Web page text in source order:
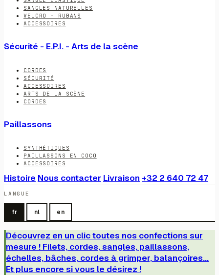
SANGLES NATURELLES
VELCRO - RUBANS
ACCESSOIRES
Sécurité - E.P.I. - Arts de la scène
CORDES
SÉCURITÉ
ACCESSOIRES
ARTS DE LA SCÈNE
CORDES
Paillassons
SYNTHÉTIQUES
PAILLASSONS EN COCO
ACCESSOIRES
Histoire Nous contacter Livraison +32 2 640 72 47
LANGUE
fr nl en
Découvrez en un clic toutes nos confections sur
mesure ! Filets, cordes, sangles, paillassons,
échelles, bâches, cordes à grimper, balançoires...
Et plus encore si vous le désirez !